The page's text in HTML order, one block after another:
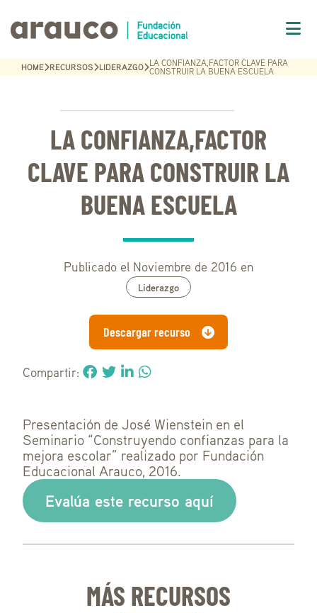
HOME RECURSOS LIDERAZGO LA CONFIANZA,FACTOR CLAVE PARA
CONSTRUIR LA BUENA ESCUELA
LA CONFIANZA,FACTOR
CLAVE PARA CONSTRUIR LA
BUENA ESCUELA
Publicado el Noviembre de 2016 en
Liderazgo
Descargar recurso
Compartir:
Presentación de José Wienstein en el
Seminario “Construyendo confianzas para la
mejora escolar” realizado por Fundación
Educacional Arauco, 2016.
Evalúa este recurso aquí
MÁS RECURSOS